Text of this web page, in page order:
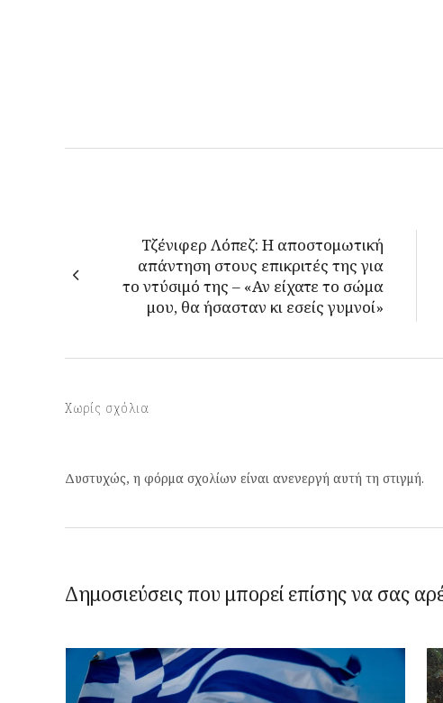
Τζένιφερ Λόπεζ: Η αποστομωτική
απάντηση στους επικριτές της για
το ντύσιμό της – «Αν είχατε το σώμα
μου, θα ήσασταν κι εσείς γυμνοί»
Χωρίς σχόλια
Δυστυχώς, η φόρμα σχολίων είναι ανενεργή αυτή τη στιγμή.
Δημοσιεύσεις που μπορεί επίσης να σας